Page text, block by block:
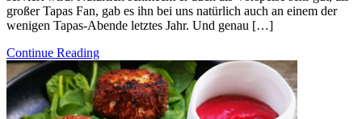
großer Tapas Fan, gab es ihn bei uns natürlich auch an einem der
wenigen Tapas-Abende letztes Jahr. Und genau […]
Continue Reading